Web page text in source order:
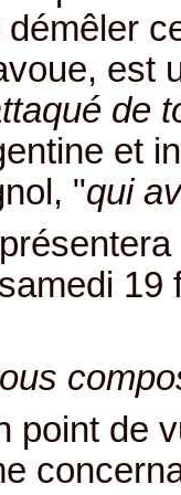
est
de
et
"qui
point de